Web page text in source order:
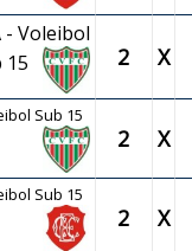
- Voleibol
15
2 X
Sub 15
2 X
Sub 15
2 X